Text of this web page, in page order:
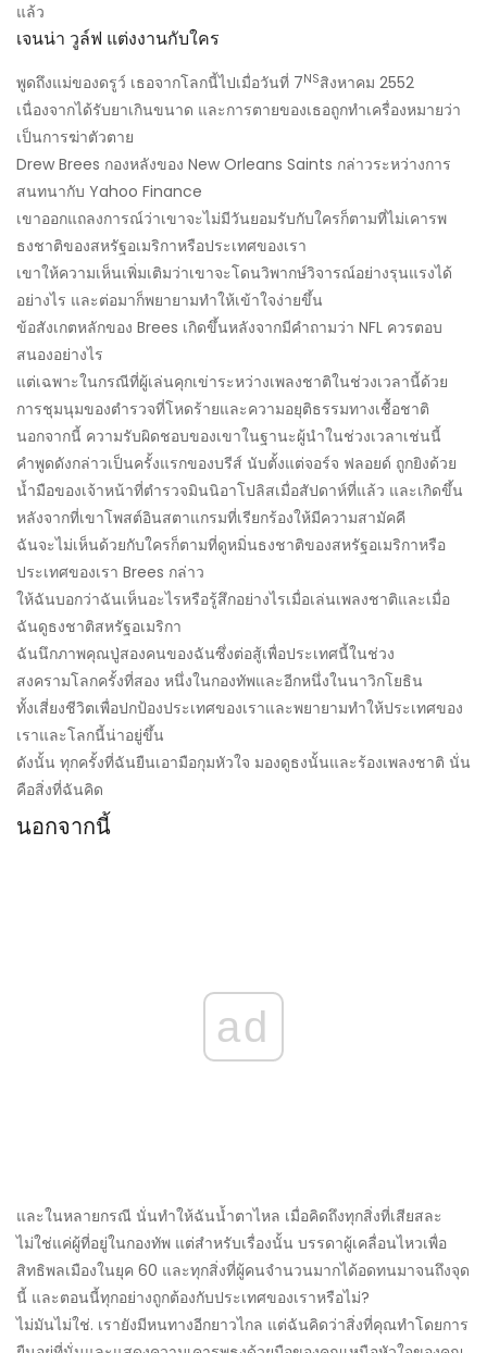
แล้ว
เจนน่า วูล์ฟ แต่งงานกับใคร
พูดถึงแม่ของดรูว์ เธอจากโลกนี้ไปเมื่อวันที่ 7NSสิงหาคม 2552
เนื่องจากได้รับยาเกินขนาด และการตายของเธอถูกทำเครื่องหมายว่า
เป็นการฆ่าตัวตาย
Drew Brees กองหลังของ New Orleans Saints กล่าวระหว่างการ
สนทนากับ Yahoo Finance
เขาออกแถลงการณ์ว่าเขาจะไม่มีวันยอมรับกับใครก็ตามที่ไม่เคารพ
ธงชาติของสหรัฐอเมริกาหรือประเทศของเรา
เขาให้ความเห็นเพิ่มเติมว่าเขาจะโดนวิพากษ์วิจารณ์อย่างรุนแรงได้
อย่างไร และต่อมาก็พยายามทำให้เข้าใจง่ายขึ้น
ข้อสังเกตหลักของ Brees เกิดขึ้นหลังจากมีคำถามว่า NFL ควรตอบ
สนองอย่างไร
แต่เฉพาะในกรณีที่ผู้เล่นคุกเข่าระหว่างเพลงชาติในช่วงเวลานี้ด้วย
การชุมนุมของตำรวจที่โหดร้ายและความอยุติธรรมทางเชื้อชาติ
นอกจากนี้ ความรับผิดชอบของเขาในฐานะผู้นำในช่วงเวลาเช่นนี้
คำพูดดังกล่าวเป็นครั้งแรกของบรีส์ นับตั้งแต่จอร์จ ฟลอยด์ ถูกยิงด้วย
น้ำมือของเจ้าหน้าที่ตำรวจมินนิอาโปลิสเมื่อสัปดาห์ที่แล้ว และเกิดขึ้น
หลังจากที่เขาโพสต์อินสตาแกรมที่เรียกร้องให้มีความสามัคคี
ฉันจะไม่เห็นด้วยกับใครก็ตามที่ดูหมิ่นธงชาติของสหรัฐอเมริกาหรือ
ประเทศของเรา Brees กล่าว
ให้ฉันบอกว่าฉันเห็นอะไรหรือรู้สึกอย่างไรเมื่อเล่นเพลงชาติและเมื่อ
ฉันดูธงชาติสหรัฐอเมริกา
ฉันนึกภาพคุณปู่สองคนของฉันซึ่งต่อสู้เพื่อประเทศนี้ในช่วง
สงครามโลกครั้งที่สอง หนึ่งในกองทัพและอีกหนึ่งในนาวิกโยธิน
ทั้งเสี่ยงชีวิตเพื่อปกป้องประเทศของเราและพยายามทำให้ประเทศของ
เราและโลกนี้น่าอยู่ขึ้น
ดังนั้น ทุกครั้งที่ฉันยืนเอามือกุมหัวใจ มองดูธงนั้นและร้องเพลงชาติ นั่น
คือสิ่งที่ฉันคิด
นอกจากนี้
ad
และในหลายกรณี นั่นทำให้ฉันน้ำตาไหล เมื่อคิดถึงทุกสิ่งที่เสียสละ
ไม่ใช่แค่ผู้ที่อยู่ในกองทัพ แต่สำหรับเรื่องนั้น บรรดาผู้เคลื่อนไหวเพื่อ
สิทธิพลเมืองในยุค 60 และทุกสิ่งที่ผู้คนจำนวนมากได้อดทนมาจนถึงจุด
นี้ และตอนนี้ทุกอย่างถูกต้องกับประเทศของเราหรือไม่?
ไม่มันไม่ใช่. เรายังมีหนทางอีกยาวไกล แต่ฉันคิดว่าสิ่งที่คุณทำโดยการ